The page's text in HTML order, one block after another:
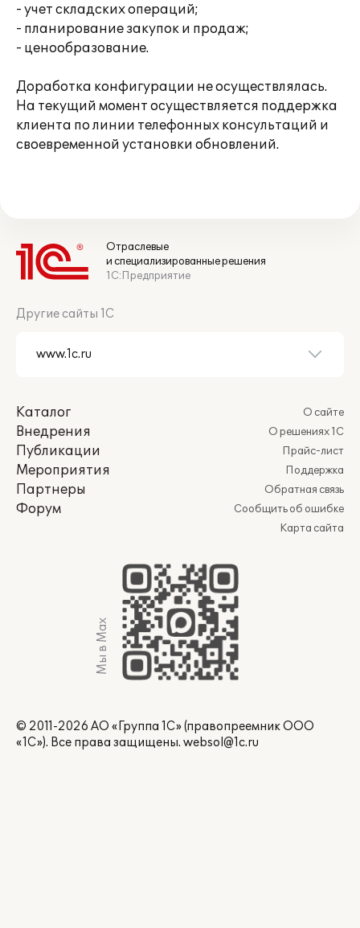
- учет складских операций;
- планирование закупок и продаж;
- ценообразование.
Доработка конфигурации не осуществлялась.
На текущий момент осуществляется поддержка
клиента по линии телефонных консультаций и
своевременной установки обновлений.
Отраслевые
и специализированные решения
1С:Предприятие
Другие сайты 1С
Каталог
Внедрения
Публикации
Мероприятия
Партнеры
Форум
О сайте
О решениях 1С
Прайс-лист
Поддержка
Обратная связь
Сообщить об ошибке
Карта сайта
Мы в Max
© 2011-2026 АО «Группа 1С» (правопреемник ООО
«1С»). Все права защищены. websol@1c.ru